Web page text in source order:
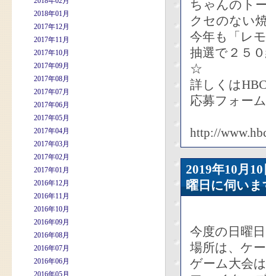
2018年01月
2017年12月
2017年11月
2017年10月
2017年09月
2017年08月
2017年07月
2017年06月
2017年05月
2017年04月
2017年03月
2017年02月
2017年01月
2016年12月
2016年11月
2016年10月
2016年09月
2016年08月
2016年07月
2016年06月
2016年05月
ちゃんのト
クセのない
今年も「レ
抽選で２５
☆
詳しくは
応募フォー
http://
2019年10
曜日に伺い
今度の日曜
場所は、ケ
ゲーム大会